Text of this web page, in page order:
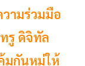
ามร่วมมือ
รู ดิจิทัล
มกันหมู่ให้